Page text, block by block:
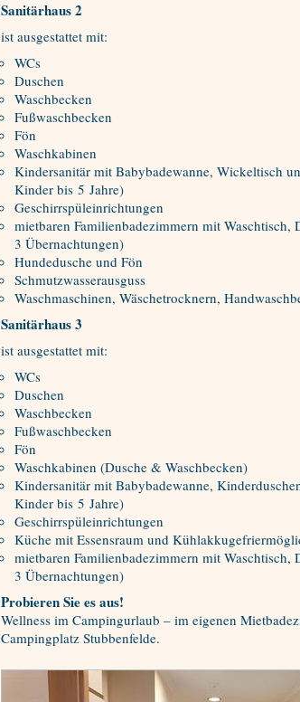
Sanitärhaus 2
ist ausgestattet mit:
WCs
Duschen
Waschbecken
Fußwaschbecken
Fön
Waschkabinen
Kindersanitär mit Babybadewanne, Wickeltisch
Kinder bis 5 Jahre)
Geschirrspüleinrichtungen
mietbaren Familienbadezimmern mit Waschtisch,
3 Übernachtungen)
Hundedusche und Fön
Schmutzwasserausguss
Waschmaschinen, Wäschetrocknern,
Sanitärhaus 3
ist ausgestattet mit:
WCs
Duschen
Waschbecken
Fußwaschbecken
Fön
Waschkabinen (Dusche & Waschbecken)
Kindersanitär mit Babybadewanne,
Kinder bis 5 Jahre)
Geschirrspüleinrichtungen
Küche mit Essensraum und
mietbaren Familienbadezimmern mit Waschtisch,
3 Übernachtungen)
Probieren Sie es aus!
Wellness im Campingurlaub – im eigenen
Campingplatz Stubbenfelde.